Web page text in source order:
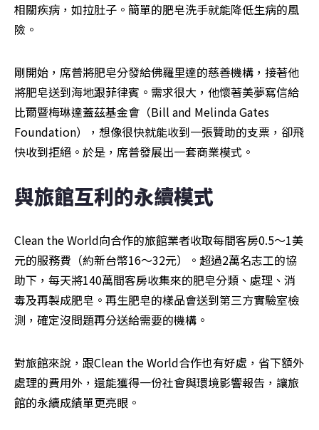
相關疾病，如拉肚子。簡單的肥皂洗手就能降低生病的風
險。
剛開始，席普將肥皂分發給佛羅里達的慈善機構，接著他
將肥皂送到海地跟菲律賓。需求很大，他懷著美夢寫信給
比爾暨梅琳達蓋茲基金會（Bill and Melinda Gates
Foundation），想像很快就能收到一張贊助的支票，卻飛
快收到拒絕。於是，席普發展出一套商業模式。
與旅館互利的永續模式
Clean the World向合作的旅館業者收取每間客房0.5～1美
元的服務費（約新台幣16～32元）。超過2萬名志工的協
助下，每天將140萬間客房收集來的肥皂分類、處理、消
毒及再製成肥皂。再生肥皂的樣品會送到第三方實驗室檢
測，確定沒問題再分送給需要的機構。
對旅館來說，跟Clean the World合作也有好處，省下額外
處理的費用外，還能獲得一份社會與環境影響報告，讓旅
館的永續成績單更亮眼。